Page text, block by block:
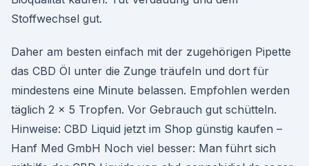
Stoffwechsel gut.
Daher am besten einfach mit der zugehörigen Pipette
das CBD Öl unter die Zunge träufeln und dort für
mindestens eine Minute belassen. Empfohlen werden
täglich 2 x 5 Tropfen. Vor Gebrauch gut schütteln.
Hinweise: CBD Liquid jetzt im Shop günstig kaufen –
Hanf Med GmbH Noch viel besser: Man führt sich